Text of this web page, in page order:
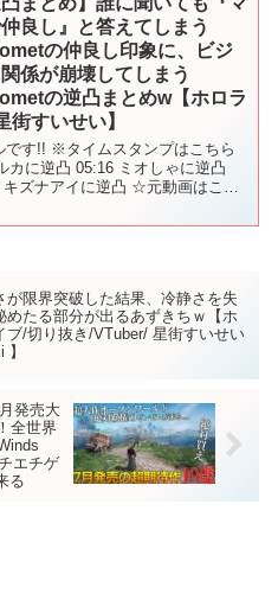
良し』と答えてしまう
の仲良し印象に、ビジ
係が崩壊してしまう
の逆凸まとめw【ホロラ
街すいせい】
です!! ※タイムスタンプはこちら
カに逆凸 05:16 ミオしゃに逆凸
ズナアイに逆凸 ☆元動画はこち
が限界突破した結果、冷静さを失
めたる部分が出るあずきちｗ【ホ
ブ/切り抜き/VTuber/ 星街すいせい
発売大
全世界
エチゲ
る